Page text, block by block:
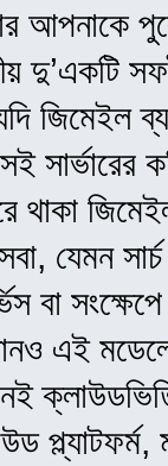
আপনাকে
দু’একটি
জিমেইল
সার্ভারের
থাকা
যেমন
বা
এই